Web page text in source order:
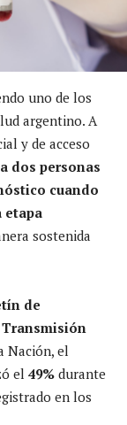
uno de los
argentino. A
y de acceso
dos personas
cuando
etapa
sostenida
de
Nación, el
el 49% durante
en los